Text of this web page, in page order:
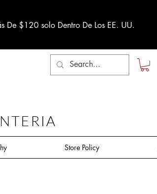
De $120 solo Dentro De Los EE. UU.
Store Policy